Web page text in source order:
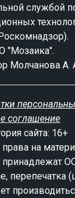
службой
"Мозаика".
Молчанова А.
соглашение
сайта: 16+
на
принадлежат
перепечатка